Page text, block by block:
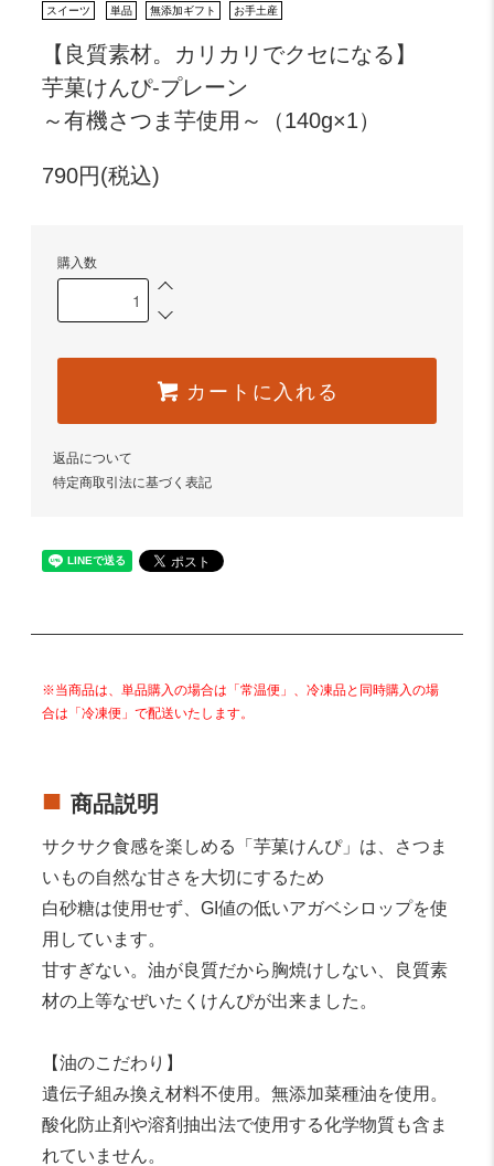
スイーツ 単品 無添加ギフト お手土産
【良質素材。カリカリでクセになる】
芋菓けんぴ-プレーン
～有機さつま芋使用～（140g×1）
790円(税込)
購入数
カートに入れる
返品について
特定商取引法に基づく表記
※当商品は、単品購入の場合は「常温便」、冷凍品と同時購入の場
合は「冷凍便」で配送いたします。
商品説明
サクサク食感を楽しめる「芋菓けんぴ」は、さつま
いもの自然な甘さを大切にするため
白砂糖は使用せず、GI値の低いアガベシロップを使
用しています。
甘すぎない。油が良質だから胸焼けしない、良質素
材の上等なぜいたくけんぴが出来ました。
【油のこだわり】
遺伝子組み換え材料不使用。無添加菜種油を使用。
酸化防止剤や溶剤抽出法で使用する化学物質も含ま
れていません。